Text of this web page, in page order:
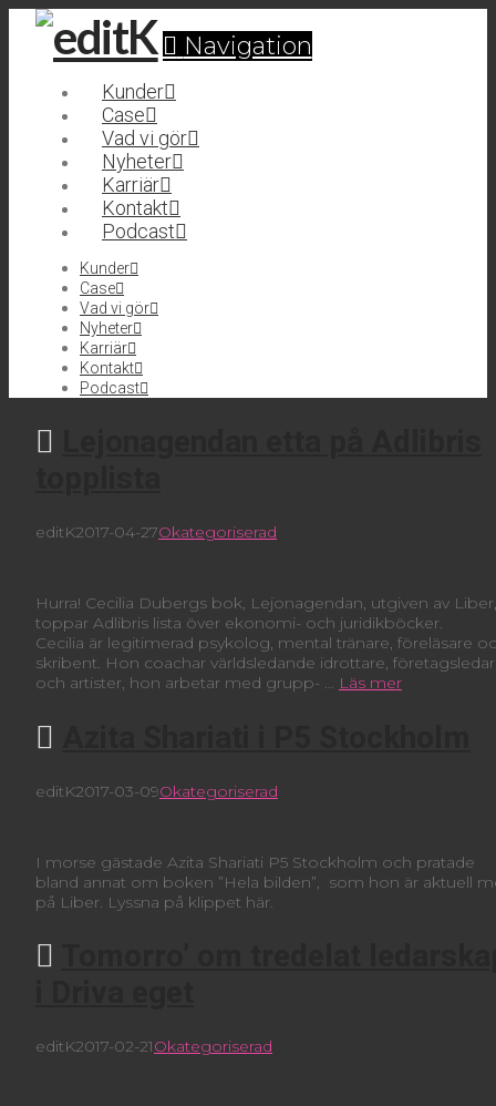
Navigation
Kunder
Case
Vad vi gör
Nyheter
Karriär
Kontakt
Podcast
Kunder
Case
Vad vi gör
Nyheter
Karriär
Kontakt
Podcast
editK2017-04-27Okategoriserad
Hurra! Cecilia Dubergs bok, Lejonagendan, utgiven av Liber,
toppar Adlibris lista över ekonomi- och juridikböcker.
Cecilia är legitimerad psykolog, mental tränare, föreläsare
skribent. Hon coachar världsledande idrottare,
och artister, hon arbetar med grupp- … Läs mer
editK2017-03-09Okategoriserad
I morse gästade Azita Shariati P5 Stockholm och pratade
bland annat om boken ”Hela bilden”, som hon är aktuell
på Liber. Lyssna på klippet här.
editK2017-02-21Okategoriserad